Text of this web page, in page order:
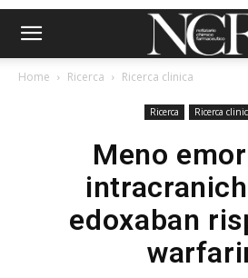
Home Ricerca Ricerca clinica
Ricerca Ricerca
Meno
edoxaban